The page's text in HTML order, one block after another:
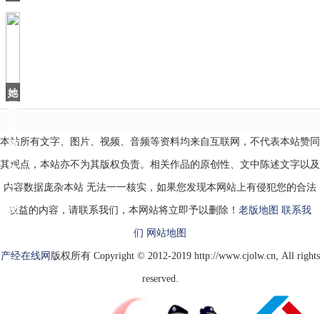
气
当
她
因
酒
被
雍
正
爱
本站所有文字、图片、视频、音频等资料均来自互联网，不代表本站赞同
其观点，本站亦不为其版权负责。相关作品的原创性、文中陈述文字以及
内容数据庞杂本站 无法一一核实，如果您发现本网站上有侵犯您的合法
权益的内容，请联系我们，本网站将立即予以删除！ 老版地图 联系我
们 网站地图
产经在线网 版权所有 Copyright © 2012-2019 http://www.cjolw.cn, All rights
reserved.